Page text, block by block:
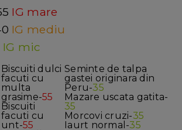
IG mare
IG mediu
IG mic
Biscuiti dulci
facuti cu
multa
grasime-55
Biscuiti
facuti cu
unt-55
Seminte de talpa
gastei originara din
Peru-35
Mazare uscata gatita-
35
Morcovi cruzi-35
Iaurt normal-35